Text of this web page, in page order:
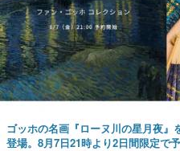
ゴッホの名画『ローヌ川の星月夜
登場。8月7日21時より2日間限定で